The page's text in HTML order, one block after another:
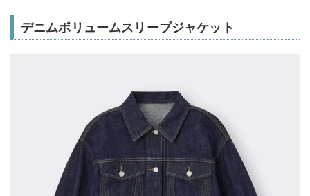
デニムボリュームスリーブジャケット